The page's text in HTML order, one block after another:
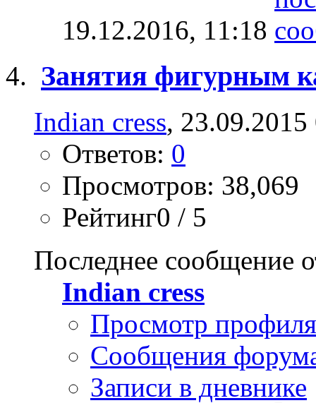
19.12.2016, 11:18
Занятия фигурным
Indian cress, 23.09.2015
Ответов: 0
Просмотров: 38,069
Рейтинг0 / 5
Последнее сообщение
Indian cress
Просмотр профиля
Сообщения
Записи в дневнике